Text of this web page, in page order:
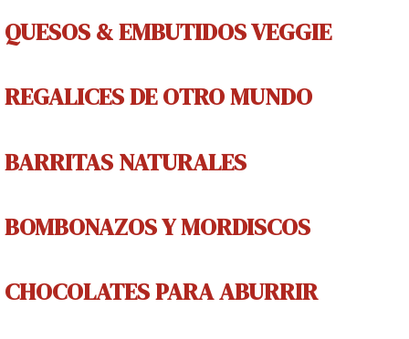
QUESOS & EMBUTIDOS VEGGIE
REGALICESDE OTRO MUNDO
BARRITAS NATURALES
BOMBONAZOS Y MORDISCOS
CHOCOLATES PARA ABURRIR